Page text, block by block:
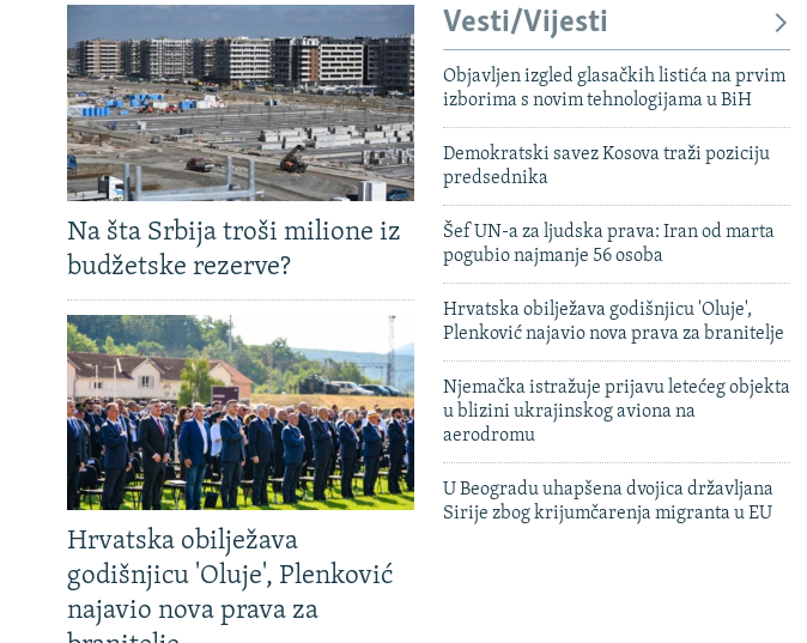
Na šta Srbija troši milione iz
budžetske rezerve?
Hrvatska obilježava
godišnjicu 'Oluje', Plenković
najavio nova prava za
Vesti/Vijesti
Objavljen izgled glasačkih listića na prvim
izborima s novim tehnologijama u BiH
Demokratski savez Kosova traži poziciju
predsednika
Šef UN-a za ljudska prava: Iran od marta
pogubio najmanje 56 osoba
Hrvatska obilježava godišnjicu 'Oluje',
Plenković najavio nova prava za branitelje
Njemačka istražuje prijavu letećeg objekta
u blizini ukrajinskog aviona na
aerodromu
U Beogradu uhapšena dvojica državljana
Sirije zbog krijumčarenja migranta u EU